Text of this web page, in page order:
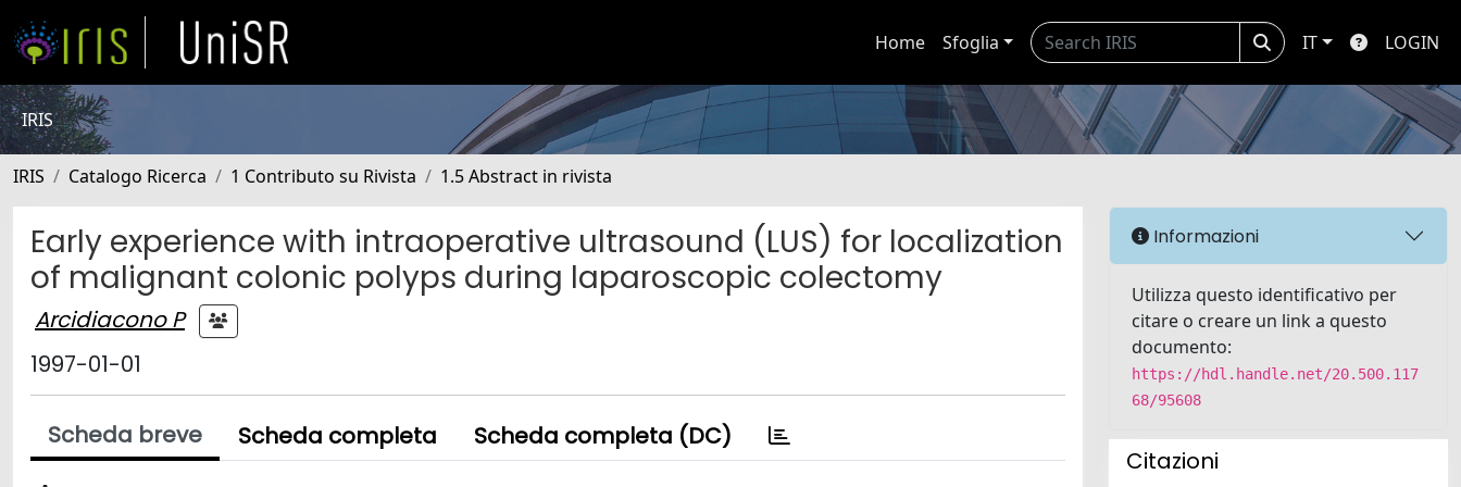
Home Sfoglia IT LOGIN
IRIS
IRIS Catalogo Ricerca 1 Contributo su Rivista 1.5 Abstract in rivista
Early experience with intraoperative ultrasound (LUS) for localization
of malignant colonic polyps during laparoscopic colectomy
Arcidiacono P
1997-01-01
Scheda breve Scheda completa Scheda completa (DC)
Informazioni
Utilizza questo identificativo per
citare o creare un link a questo
documento:
https://hdl.handle.net/20.500.117
68/95608
Citazioni